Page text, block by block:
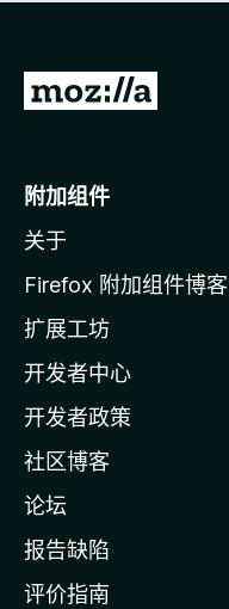
无
转
o
i
l
a
主
页
附加组件
关于
Firefox 附加组件博客
扩展工坊
开发者中心
开发者政策
社区博客
论坛
报告缺陷
评价指南